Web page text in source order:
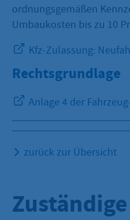
ordnungsgemäßen
Umbaukosten bis zu 10
Kfz-Zulassung:
Rechtsgrundlage
Anlage 4 der
zurück zur Übersicht